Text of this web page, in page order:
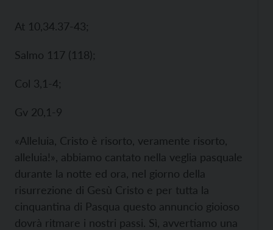
At 10,34.37-43;
Salmo 117 (118);
Col 3,1-4;
Gv 20,1-9
«Alleluia, Cristo è risorto, veramente risorto,
alleluia!», abbiamo cantato nella veglia pasquale
durante la notte ed ora, nel giorno della
risurrezione di Gesù Cristo e per tutta la
cinquantina di Pasqua questo annuncio gioioso
dovrà ritmare i nostri passi. Sì, avvertiamo una